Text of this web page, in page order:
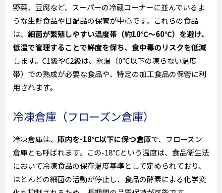
野菜、豆腐など、スーパーの冷蔵コーナーに並んでいるよ
うな生鮮食品や日配品の保管が中心です。これらの食品
は、 細菌が繁殖しやすい温度帯（約10℃～60℃）を避け、
低温で管理することで鮮度を保ち、食中毒のリスクを低減
します。C1級やC2級は、氷温（0℃以下の凍らない温度
帯）での熟成が必要な食品や、特定の加工食品の保管に利
用されます。
冷凍倉庫（フローズン倉庫）
冷凍倉庫は、 庫内を-18℃以下に保つ倉庫で、フローズン
倉庫とも呼ばれます。この-18℃という温度は、食品衛生法
において冷凍食品の保存温度基準として定められており、
ほとんどの細菌の活動が停止し、食品の酵素による化学変